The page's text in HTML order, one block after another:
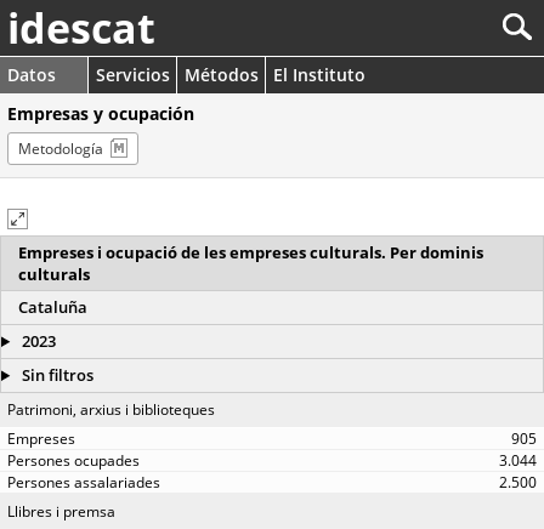
idescat
Datos Servicios Métodos
El Instituto
Empresas y ocupación
Metodología
Empreses i ocupació de les empreses culturals. Per dominis
culturals
Cataluña
2023
Sin filtros
Patrimoni, arxius i biblioteques
905
3.044
2.500
Llibres i premsa